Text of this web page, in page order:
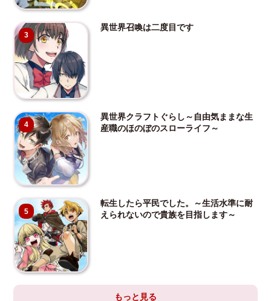
3
異世界召喚は二度目です
4
異世界クラフトぐらし～自由気ままな生
産職のほのぼのスローライフ～
5
転生したら平民でした。～生活水準に耐
えられないので貴族を目指します～
もっと見る